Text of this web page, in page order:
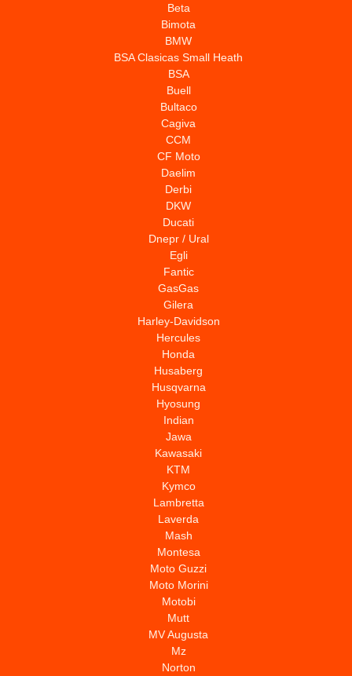
Beta
Bimota
BMW
BSA Clasicas Small Heath
BSA
Buell
Bultaco
Cagiva
CCM
CF Moto
Daelim
Derbi
DKW
Ducati
Dnepr / Ural
Egli
Fantic
GasGas
Gilera
Harley-Davidson
Hercules
Honda
Husaberg
Husqvarna
Hyosung
Indian
Jawa
Kawasaki
KTM
Kymco
Lambretta
Laverda
Mash
Montesa
Moto Guzzi
Moto Morini
Motobi
Mutt
MV Augusta
Mz
Norton